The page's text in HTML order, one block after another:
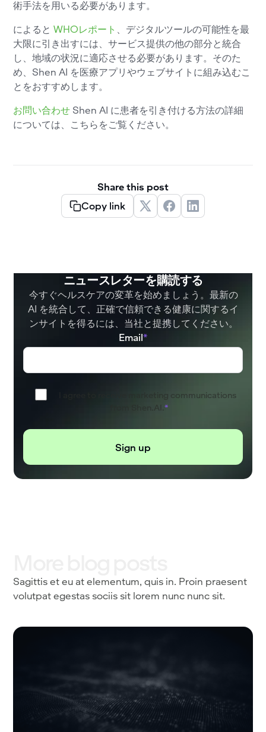
術手法を用いる必要があります。
によると WHOレポート
、デジタルツールの可能性を最
大限に引き出すには、サービス提供の他の部分と統合
し、地域の状況に適応させる必要があります。そのた
め、Shen AI を医療アプリやウェブサイトに組み込むこ
とをおすすめします。
お問い合わせ Shen AI に患者を引き付ける方法の詳細
については、こちらをご覧ください。
Share this post
Copy link
ニュースレターを購読する
今すぐヘルスケアの変革を始めましょう。最新の
AI を統合して、正確で信頼できる健康に関するイ
ンサイトを得るには、当社と提携してください。
Email*
I agree to receive marketing communications
*
Sagittis et eu at elementum, quis in. Proin praesent
volutpat egestas sociis sit lorem nunc nunc sit.